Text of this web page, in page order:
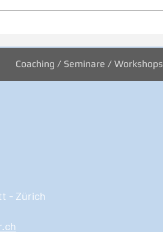
Coaching / Seminare / Workshops
- Zürich